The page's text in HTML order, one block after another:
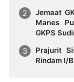
Jemaat
Manes
GKPS
Prajurit
Rindam I/